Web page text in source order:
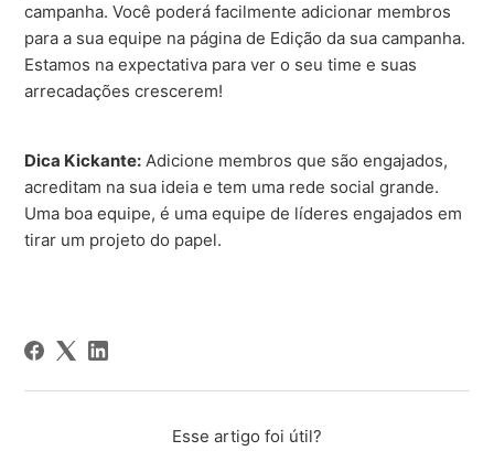
campanha. Você poderá facilmente adicionar membros
para a sua equipe na página de Edição da sua campanha.
Estamos na expectativa para ver o seu time e suas
arrecadações crescerem!
Dica Kickante: Adicione membros que são engajados,
acreditam na sua ideia e tem uma rede social grande.
Uma boa equipe, é uma equipe de líderes engajados em
tirar um projeto do papel.
Esse artigo foi útil?